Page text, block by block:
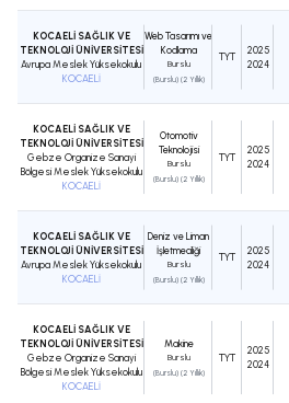
KOCAELİ SAĞLIK VE
TEKNOLOJİ ÜNİVERSİTESİ
Avrupa Meslek Yüksekokulu
KOCAELİ
Web Tasarımı ve
Kodlama
Burslu
(Burslu) (2 Yıllık)
TYT
2025
2024
KOCAELİ SAĞLIK VE
TEKNOLOJİ ÜNİVERSİTESİ
Gebze Organize Sanayi
Bölgesi Meslek Yüksekokulu
KOCAELİ
Otomotiv
Teknolojisi
Burslu
(Burslu) (2 Yıllık)
TYT
2025
2024
KOCAELİ SAĞLIK VE
TEKNOLOJİ ÜNİVERSİTESİ
Avrupa Meslek Yüksekokulu
KOCAELİ
Deniz ve Liman
İşletmeciliği
Burslu
(Burslu) (2 Yıllık)
TYT
2025
2024
KOCAELİ SAĞLIK VE
TEKNOLOJİ ÜNİVERSİTESİ
Gebze Organize Sanayi
Bölgesi Meslek Yüksekokulu
KOCAELİ
Makine
Burslu
(Burslu) (2 Yıllık)
TYT
2025
2024